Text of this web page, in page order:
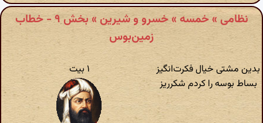
نظامی » خمسه » خسرو و شیرین » بخش ۹ - خطاب
زمین‌بوس
بدین مشتی خیال فکرت‌انگیز
بساط بوسه را کردم شکر‌ریز
۱ بیت